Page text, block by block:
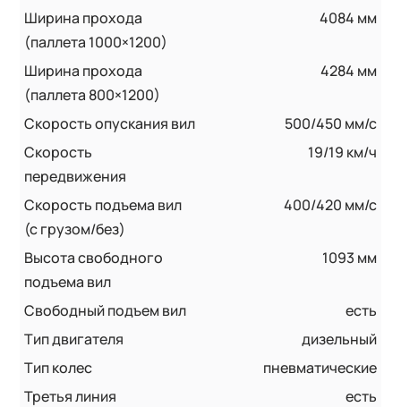
Ширина прохода
(паллета 1000×1200)
4084 мм
Ширина прохода
(паллета 800×1200)
4284 мм
Скорость опускания вил
500/450 мм/с
Скорость
передвижения
19/19 км/ч
Скорость подъема вил
(с грузом/без)
400/420 мм/с
Высота свободного
подъема вил
1093 мм
Свободный подъем вил
есть
Тип двигателя
дизельный
Тип колес
пневматические
Третья линия
есть